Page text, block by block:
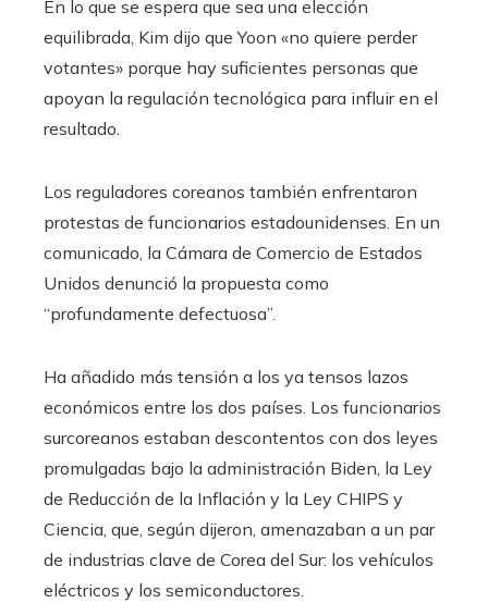
En lo que se espera que sea una elección
equilibrada, Kim dijo que Yoon «no quiere perder
votantes» porque hay suficientes personas que
apoyan la regulación tecnológica para influir en el
resultado.
Los reguladores coreanos también enfrentaron
protestas de funcionarios estadounidenses. En un
comunicado, la Cámara de Comercio de Estados
Unidos denunció la propuesta como
“profundamente defectuosa”.
Ha añadido más tensión a los ya tensos lazos
económicos entre los dos países. Los funcionarios
surcoreanos estaban descontentos con dos leyes
promulgadas bajo la administración Biden, la Ley
de Reducción de la Inflación y la Ley CHIPS y
Ciencia, que, según dijeron, amenazaban a un par
de industrias clave de Corea del Sur: los vehículos
eléctricos y los semiconductores.